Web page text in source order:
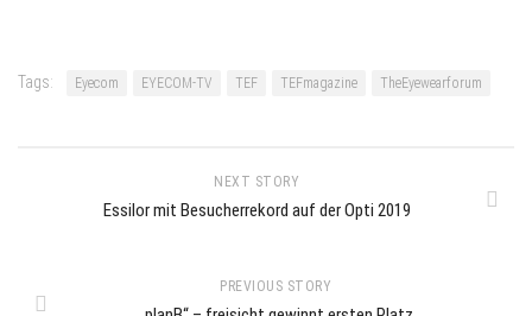
Tags: Eyecom EYECOM-TV TEF TEFmagazine TheEyewearforum
NEXT STORY
Essilor mit Besucherrekord auf der Opti 2019
PREVIOUS STORY